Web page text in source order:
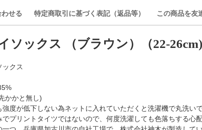
せる 特定商取引に基づく表記（返品等） この商品を友
ソックス （ブラウン）（22-26cm)
ックス
かかと無し)
強度が低下しない為ネットに入れていただくと洗濯機で丸洗い
タイツではないので、何度洗濯しても色落ちする心配